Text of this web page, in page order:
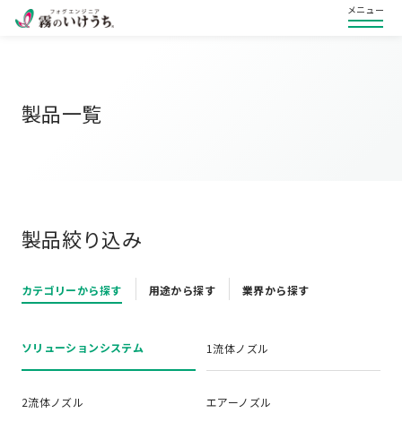
メニュー
製品一覧
製品絞り込み
カテゴリーから探す 用途から探す 業界から探す
ソリューションシステム 1流体ノズル
2流体ノズル エアーノズル